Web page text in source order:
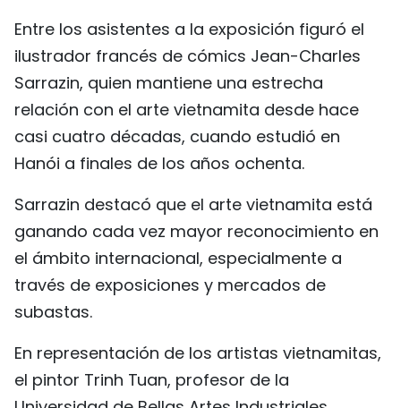
Entre los asistentes a la exposición figuró el
ilustrador francés de cómics Jean-Charles
Sarrazin, quien mantiene una estrecha
relación con el arte vietnamita desde hace
casi cuatro décadas, cuando estudió en
Hanói a finales de los años ochenta.
Sarrazin destacó que el arte vietnamita está
ganando cada vez mayor reconocimiento en
el ámbito internacional, especialmente a
través de exposiciones y mercados de
subastas.
En representación de los artistas vietnamitas,
el pintor Trinh Tuan, profesor de la